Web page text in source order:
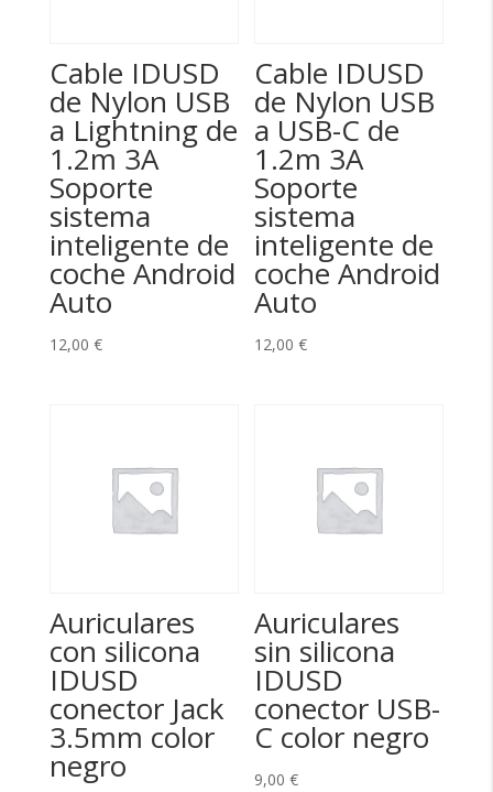
Cable IDUSD
de Nylon USB
a Lightning de
1.2m 3A
Soporte
sistema
inteligente de
coche Android
Auto
12,00 €
Cable IDUSD
de Nylon USB
a USB-C de
1.2m 3A
Soporte
sistema
inteligente de
coche Android
Auto
12,00€
Auriculares
con silicona
IDUSD
conector Jack
3.5mm color
negro
Auriculares
sin silicona
IDUSD
conector USB-
C color negro
9,00€